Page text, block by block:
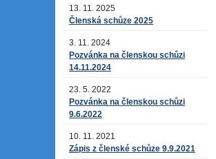
13. 11. 2025
Členská schůze 2025
3. 11. 2024
Pozvánka na členskou schůzi
14.11.2024
23. 5. 2022
Pozvánka na členskou schůzi
9.6.2022
10. 11. 2021
Zápis z členské schůze 9.9.2021